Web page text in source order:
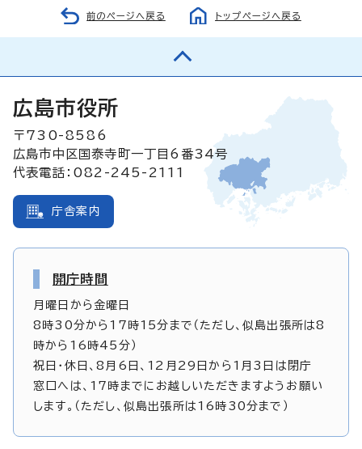
前のページへ戻る トップページへ戻る
広島市役所
〒730-8586
広島市中区国泰寺町一丁目6番34号
代表電話：082-245-2111
庁舎案内
開庁時間
月曜日から金曜日
8時30分から17時15分まで（ただし、似島出張所は8
時から16時45分）
祝日・休日、8月6日、12月29日から1月3日は閉庁
窓口へは、17時までにお越しいただきますようお願い
します。（ただし、似島出張所は16時30分まで）